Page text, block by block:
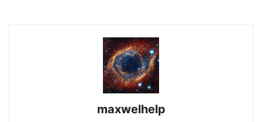
maxwelhelp